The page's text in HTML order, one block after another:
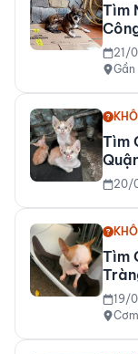
Tìm
21/
Gần
Tìm
20/
Tìm
19/